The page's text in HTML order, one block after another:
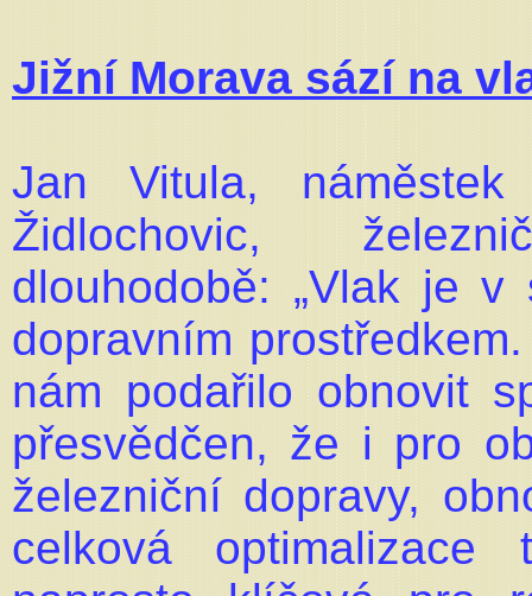
Jižní Morava sází na
Jan Vitula,
Židlochovic,
dlouhodobě: „Vlak je v
dopravním
nám podařilo obnovit
přesvědčen, že i pro
železniční dopravy,
celková